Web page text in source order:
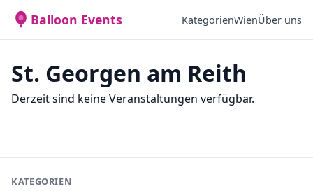
Balloon Events KategorienWienÜber uns
St. Georgen am Reith
Derzeit sind keine Veranstaltungen verfügbar.
KATEGORIEN